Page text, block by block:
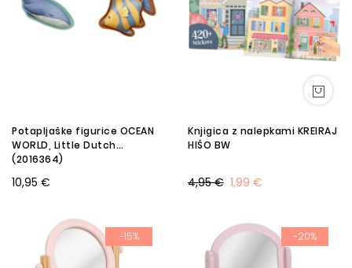
Potapljaške figurice OCEAN
WORLD, Little Dutch
(2016364)
10,95 €
Knjigica z nalepkami KREIRAJ
HIŠO BW
1,99 €
4,95 €
-15% -20%